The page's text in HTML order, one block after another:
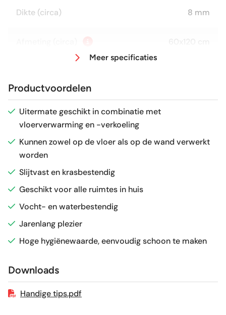
Dikte (circa) 8 mm
Glans / Mat Mat
Gerectificeerd
Vorstbestendig
Sortering
Craquelé
Geschikt voor vloerverwarming Ja
Meer specificaties
Productvoordelen
Uitermate geschikt in combinatie met
vloerverwarming en -verkoeling
Kunnen zowel op de vloer als op de wand verwerkt
worden
Slijtvast en krasbestendig
Geschikt voor alle ruimtes in huis
Vocht- en waterbestendig
Jarenlang plezier
Hoge hygiënewaarde, eenvoudig schoon te maken
Downloads
Handige tips.pdf